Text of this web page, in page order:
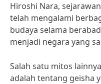
Hiroshi Nara,
telah mengalami
budaya selama
menjadi negara yang
Salah satu mitos
adalah tentang geisha